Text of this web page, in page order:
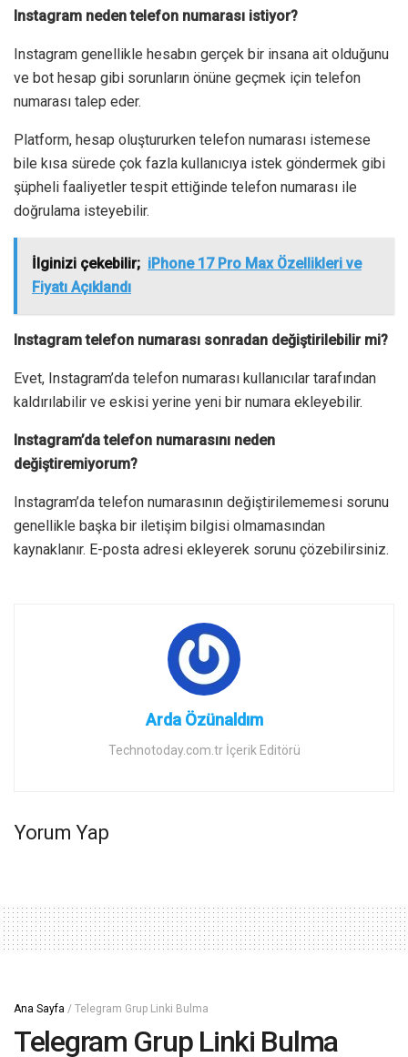
Instagram neden telefon numarası istiyor?
Instagram genellikle hesabın gerçek bir insana ait olduğunu
ve bot hesap gibi sorunların önüne geçmek için telefon
numarası talep eder.
Platform, hesap oluştururken telefon numarası istemese
bile kısa sürede çok fazla kullanıcıya istek göndermek gibi
şüpheli faaliyetler tespit ettiğinde telefon numarası ile
doğrulama isteyebilir.
İlginizi çekebilir; iPhone 17 Pro Max Özellikleri ve
Fiyatı Açıklandı
Instagram telefon numarası sonradan değiştirilebilir mi?
Evet, Instagram’da telefon numarası kullanıcılar tarafından
kaldırılabilir ve eskisi yerine yeni bir numara ekleyebilir.
Instagram’da telefon numarasını neden
değiştiremiyorum?
Instagram’da telefon numarasının değiştirilememesi sorunu
genellikle başka bir iletişim bilgisi olmamasından
kaynaklanır. E-posta adresi ekleyerek sorunu çözebilirsiniz.
Arda Özünaldım
Technotoday.com.tr İçerik Editörü
Yorum Yap
Ana Sayfa / Telegram Grup Linki Bulma
Telegram Grup Linki Bulma